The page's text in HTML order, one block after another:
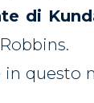
di
in questo